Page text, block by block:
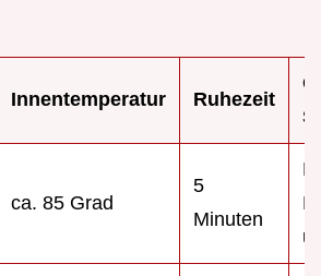
Innentemperatur Ruhezeit
ca. 85 Grad
5
Minuten